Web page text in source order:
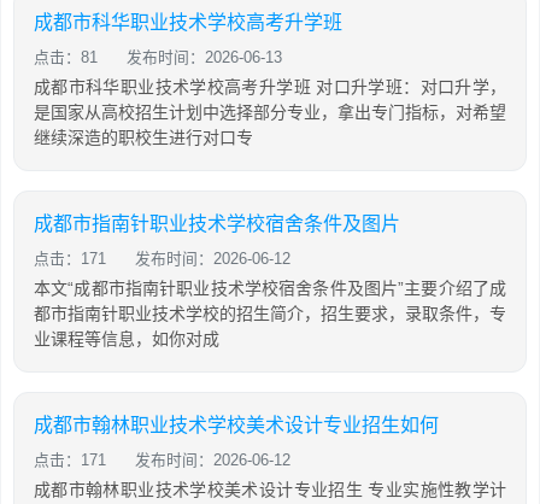
成都市科华职业技术学校高考升学班
点击：81 发布时间：2026-06-13
成都市科华职业技术学校高考升学班 对口升学班：对口升学，
是国家从高校招生计划中选择部分专业，拿出专门指标，对希望
继续深造的职校生进行对口专
成都市指南针职业技术学校宿舍条件及图片
点击：171 发布时间：2026-06-12
本文“成都市指南针职业技术学校宿舍条件及图片”主要介绍了成
都市指南针职业技术学校的招生简介，招生要求，录取条件，专
业课程等信息，如你对成
成都市翰林职业技术学校美术设计专业招生如何
点击：171 发布时间：2026-06-12
成都市翰林职业技术学校美术设计专业招生 专业实施性教学计